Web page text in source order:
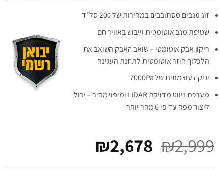
זוג מגבים מסתובבים במהירות של 200 סל"ד
שטיפת מגב אוטומטית וייבוש באוויר חם
ריקון אבק אוטומטי – שואב האבק השואב את
הלכלוך חוזר אוטומטית לתחנת העגינה
יניקה עוצמתית של 7000Pa
מערכת ניווט מדויקת LIDAR ומיפוי מהיר – יכול
ליצור מפה עד פי 6 מהר יותר
₪2,999
₪2,678